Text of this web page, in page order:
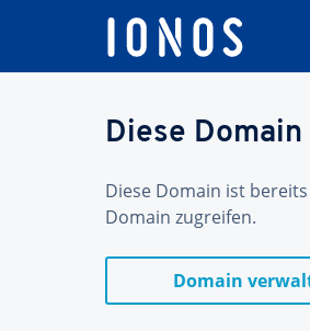
Diese
Diese Domain ist
Domain zugreifen.
Domain